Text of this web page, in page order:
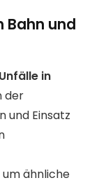
Bahn und
in
der
und Einsatz
ähnliche